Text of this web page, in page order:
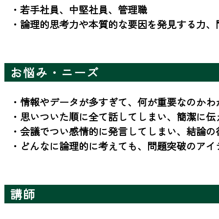
・若手社員、中堅社員、管理職
・論理的思考力や本質的な要因を発見する力
お悩み・ニーズ
・情報やデータが多すぎて、何が重要なのか
・思いついた順に全て話してしまい、簡潔に
・会議でつい感情的に発言してしまい、結論
・どんなに論理的に考えても、問題突破のア
講師